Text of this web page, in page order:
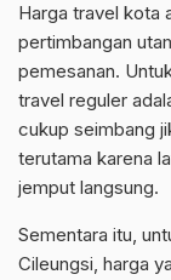
Harga travel kota
pertimbangan
pemesanan.
travel reguler
cukup seimbang
terutama karena
jemput langsung.
Sementara itu,
Cileungsi, harga